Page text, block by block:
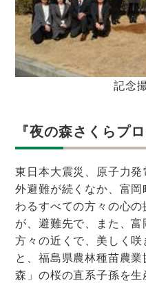
記念
『夜の森さくらプ
東日本大震災、原子力
外避難が続くなか、富
わるすべての方々の心
が、避難先で、また、
方々の近くで、美しく
と、福島県農林種苗農
森」の桜の直系子孫を